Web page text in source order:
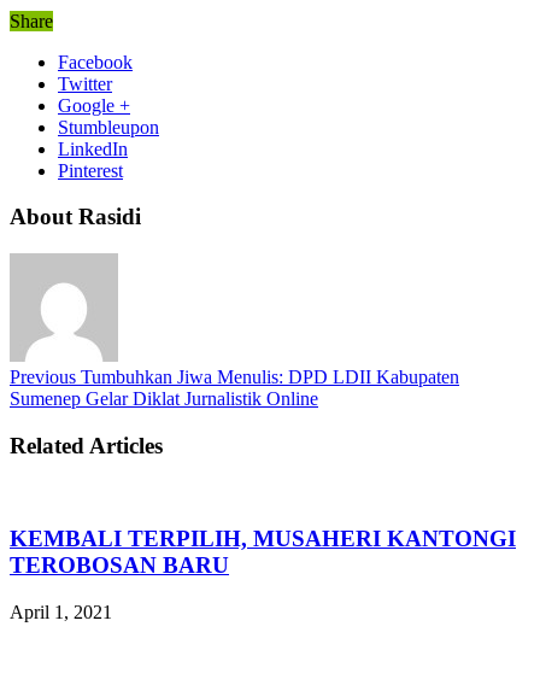
Share
Facebook
Twitter
Google +
Stumbleupon
LinkedIn
Pinterest
About Rasidi
Previous Tumbuhkan Jiwa Menulis: DPD LDII Kabupaten
Sumenep Gelar Diklat Jurnalistik Online
Related Articles
KEMBALI TERPILIH, MUSAHERI KANTONGI
TEROBOSAN BARU
April 1, 2021